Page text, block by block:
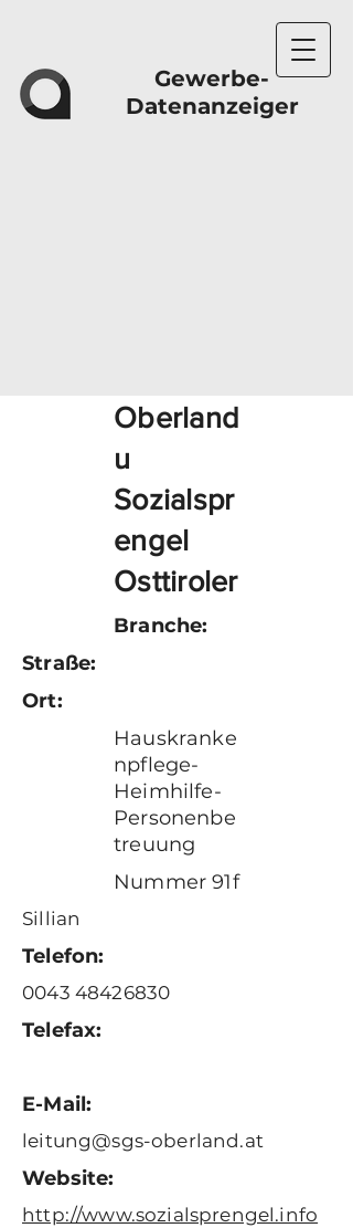
Gewerbe-
Datenanzeiger
Oberland
u
Sozialspr
engel
Osttiroler
Branche:
Straße:
Ort:
Hauskranke
npflege-
Heimhilfe-
Personenbe
treuung
Nummer 91f
Sillian
Telefon:
0043 48426830
Telefax:
E-Mail:
leitung@sgs-oberland.at
Website:
http://www.sozialsprengel.info